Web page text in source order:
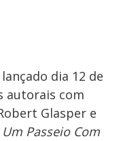
lançado dia 12 de
autorais com
Glasper e
Um Passeio Com